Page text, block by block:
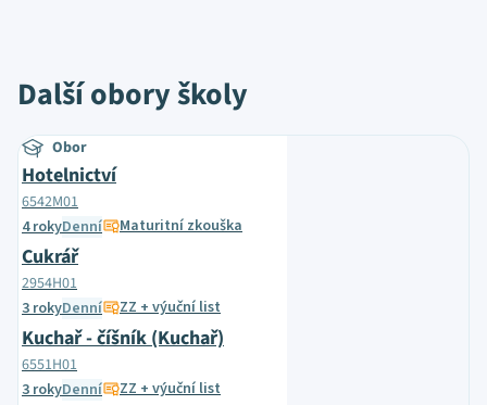
Další obory školy
Obor
Hotelnictví
6542M01
4 rokyDenní Maturitní zkouška
Cukrář
2954H01
3 rokyDenní ZZ + výuční list
Kuchař - číšník (Kuchař)
6551H01
3 rokyDenní ZZ + výuční list